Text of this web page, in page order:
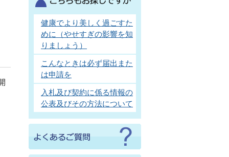
健康でより美しく過ごすた
めに（やせすぎの影響を知
りましょう）
こんなときは必ず届出また
は申請を
入札及び契約に係る情報の
公表及びその方法について